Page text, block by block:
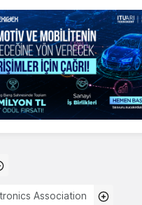
Association